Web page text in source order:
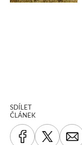
SDÍLET
ČLÁNEK